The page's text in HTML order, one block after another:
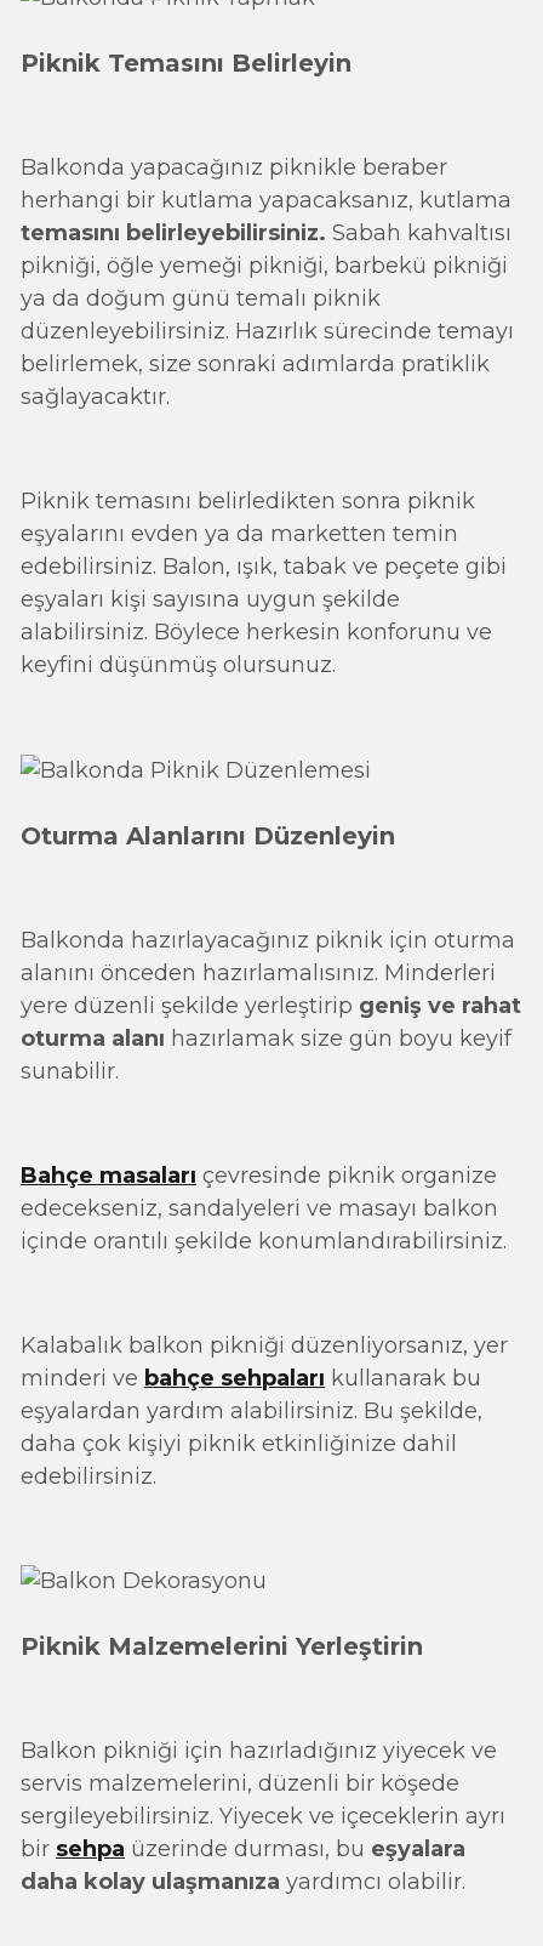
Piknik Temasını Belirleyin
Balkonda yapacağınız piknikle beraber
herhangi bir kutlama yapacaksanız, kutlama
temasını belirleyebilirsiniz. Sabah kahvaltısı
pikniği, öğle yemeği pikniği, barbekü pikniği
ya da doğum günü temalı piknik
düzenleyebilirsiniz. Hazırlık sürecinde temayı
belirlemek, size sonraki adımlarda pratiklik
sağlayacaktır.
Piknik temasını belirledikten sonra piknik
eşyalarını evden ya da marketten temin
edebilirsiniz. Balon, ışık, tabak ve peçete gibi
eşyaları kişi sayısına uygun şekilde
alabilirsiniz. Böylece herkesin konforunu ve
keyfini düşünmüş olursunuz.
Oturma Alanlarını Düzenleyin
Balkonda hazırlayacağınız piknik için oturma
alanını önceden hazırlamalısınız. Minderleri
yere düzenli şekilde yerleştirip geniş ve rahat
oturma alanı hazırlamak size gün boyu keyif
sunabilir.
Bahçe masaları çevresinde piknik organize
edecekseniz, sandalyeleri ve masayı balkon
içinde orantılı şekilde konumlandırabilirsiniz.
Kalabalık balkon pikniği düzenliyorsanız, yer
minderi ve bahçe sehpaları kullanarak bu
eşyalardan yardım alabilirsiniz. Bu şekilde,
daha çok kişiyi piknik etkinliğinize dahil
edebilirsiniz.
Piknik Malzemelerini Yerleştirin
Balkon pikniği için hazırladığınız yiyecek ve
servis malzemelerini, düzenli bir köşede
sergileyebilirsiniz. Yiyecek ve içeceklerin ayrı
bir sehpa üzerinde durması, bu eşyalara
daha kolay ulaşmanıza yardımcı olabilir.